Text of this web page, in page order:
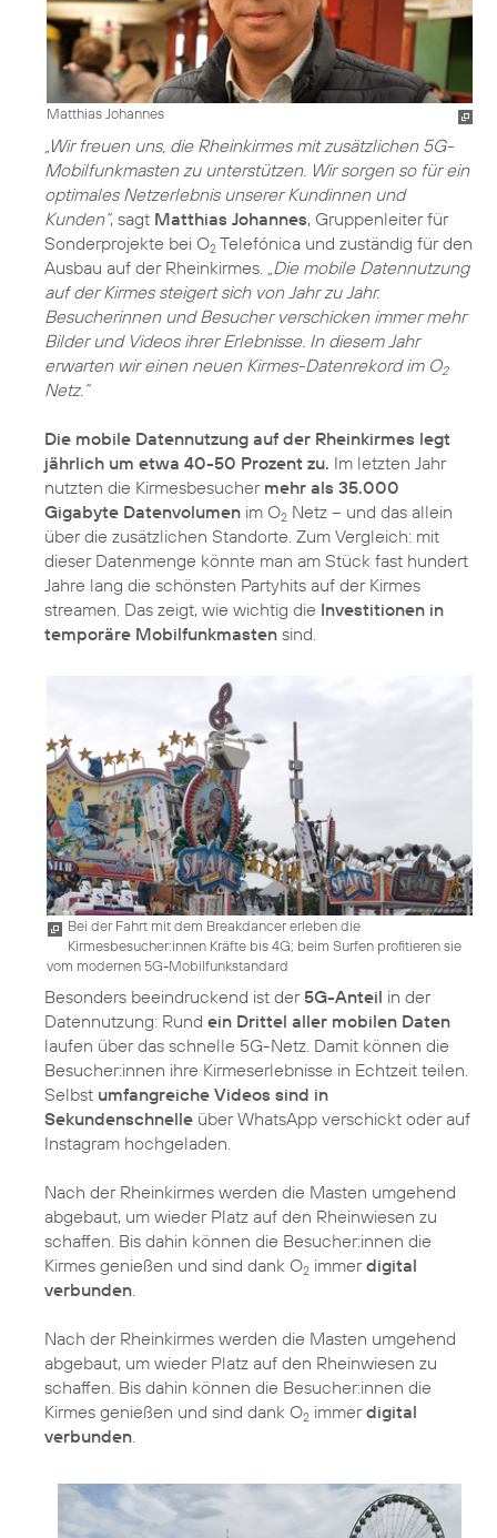
Matthias Johannes
„Wir freuen uns, die Rheinkirmes mit zusätzlichen 5G-
Mobilfunkmasten zu unterstützen. Wir sorgen so für ein
optimales Netzerlebnis unserer Kundinnen und
Kunden“, sagt Matthias Johannes, Gruppenleiter für
Sonderprojekte bei O2 Telefónica und zuständig für den
Ausbau auf der Rheinkirmes.
„Die mobile Datennutzung
auf der Kirmes steigert sich von Jahr zu Jahr.
Besucherinnen und Besucher verschicken immer mehr
Bilder und Videos ihrer Erlebnisse. In diesem Jahr
erwarten wir einen neuen Kirmes-Datenrekord im O2
Netz.“
Die mobile Datennutzung auf der Rheinkirmes legt
jährlich um etwa 40-50 Prozent zu. Im letzten Jahr
nutzten die Kirmesbesucher mehr als 35.000
Gigabyte Datenvolumen im O2 Netz – und das allein
über die zusätzlichen Standorte. Zum Vergleich: mit
dieser Datenmenge könnte man am Stück fast hundert
Jahre lang die schönsten Partyhits auf der Kirmes
streamen. Das zeigt, wie wichtig die Investitionen in
temporäre Mobilfunkmasten sind.
Bei der Fahrt mit dem Breakdancer erleben die
Kirmesbesucher:innen Kräfte bis 4G; beim Surfen profitieren sie
vom modernen 5G-Mobilfunkstandard
Besonders beeindruckend ist der5G-Anteil in der
Datennutzung: Rund ein Drittel aller mobilen Daten
laufen über das schnelle 5G-Netz. Damit können die
Besucher:innen ihre Kirmeserlebnisse in Echtzeit teilen.
Selbst umfangreiche Videos sind in
Sekundenschnelle über WhatsApp verschickt oder auf
Instagram hochgeladen.
Nach der Rheinkirmes werden die Masten umgehend
abgebaut, um wieder Platz auf den Rheinwiesen zu
schaffen. Bis dahin können die Besucher:innen die
Kirmes genießen und sind dank O2 immerdigital
verbunden.
Nach der Rheinkirmes werden die Masten umgehend
abgebaut, um wieder Platz auf den Rheinwiesen zu
schaffen. Bis dahin können die Besucher:innen die
Kirmes genießen und sind dank O2 immerdigital
verbunden.